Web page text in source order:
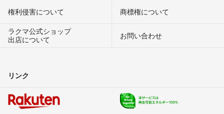
権利侵害について
商標権について
ラクマ公式ショップ
出店について
お問い合わせ
リンク